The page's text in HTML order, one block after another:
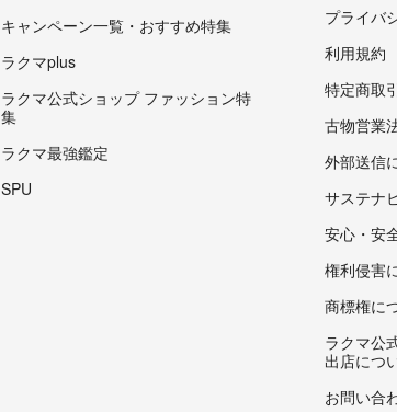
キャンペーン一覧・おすすめ特集
ラクマplus
ラクマ公式ショップ ファッション特
集
ラクマ最強鑑定
SPU
プライバ
利用規約
特定商取
古物営業
外部送信
サステナ
安心・安
権利侵害
商標権に
ラクマ公
出店につ
お問い合